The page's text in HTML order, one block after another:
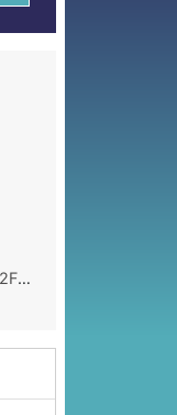
https://www.kwalitaria.nl/vestiging/%2Fkwalitaria-oudorp?searchLocation=1817KC